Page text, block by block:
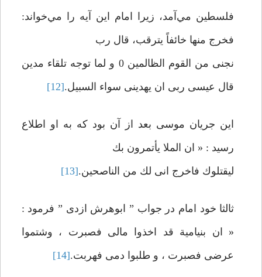
فلسطين مي‌آمد، زيرا امام اين آيه را مي‌خواند:
فخرج منها خائفاً يترقب، قال رب
نجنی من القوم الظالمين 0 و لما توجه تلقاء مدين
قال عيسی ربی ان‏ يهدينی سواء السبيل.[12]
اين جريان موسی بعد از آن بود كه به او اطلاع
رسيد : « ان الملا يأتمرون‏ بك
ليقتلوك فاخرج انی لك من الناصحين.[13]
ثالثا خود امام در جواب ” ابوهرش ازدی ” فرمود :
« ان بنی‏امية قد اخذوا مالی فصبرت ، وشتموا
عرضی فصبرت ، و طلبوا دمی فهربت.[14]